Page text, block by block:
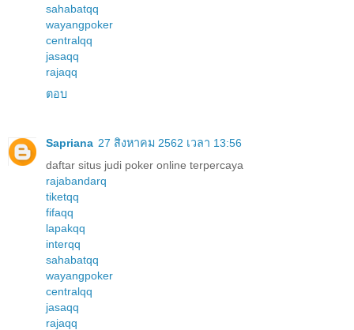
sahabatqq
wayangpoker
centralqq
jasaqq
rajaqq
ตอบ
Sapriana 27 สิงหาคม 2562 เวลา 13:56
daftar situs judi poker online terpercaya
rajabandarq
tiketqq
fifaqq
lapakqq
interqq
sahabatqq
wayangpoker
centralqq
jasaqq
rajaqq